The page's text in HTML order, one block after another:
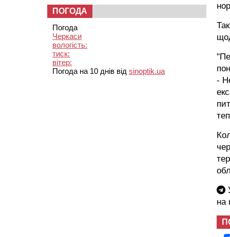
-
на
ПОГОДА
Погода
Черкаси
вологість:
тиск:
вітер:
Погода на 10 днів від sinoptik.ua